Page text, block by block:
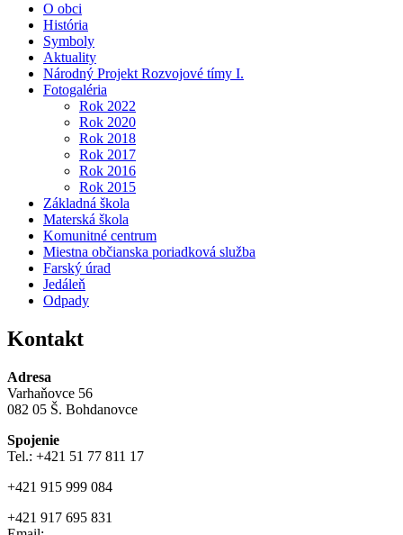
O obci
História
Symboly
Aktuality
Národný Projekt Rozvojové tímy I.
Fotogaléria
Rok 2022
Rok 2020
Rok 2018
Rok 2017
Rok 2016
Rok 2015
Základná škola
Materská škola
Komunitné centrum
Miestna občianska poriadková služba
Farský úrad
Jedáleň
Odpady
Kontakt
Adresa
Varhaňovce 56
082 05 Š. Bohdanovce
Spojenie
Tel.: +421 51 77 811 17
+421 915 999 084
+421 917 695 831